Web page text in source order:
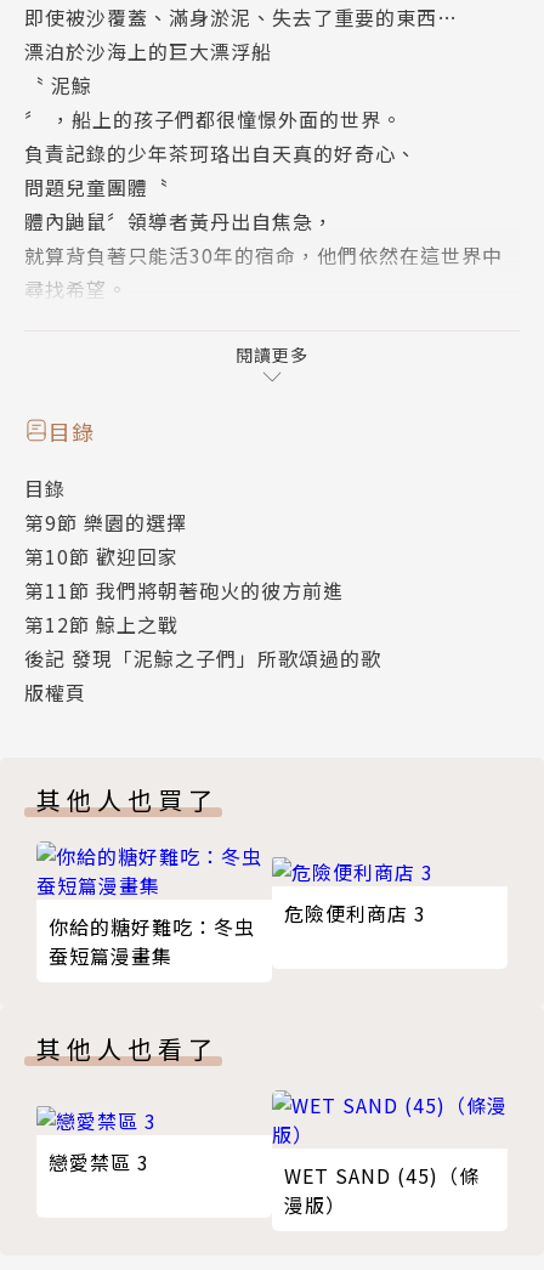
即使被沙覆蓋、滿身淤泥、失去了重要的東西…
漂泊於沙海上的巨大漂浮船
〝 泥鯨
〞 ，船上的孩子們都很憧憬外面的世界。
負責記錄的少年茶珂珞出自天真的好奇心、
問題兒童團體〝
體內鼬鼠〞領導者黃丹出自焦急，
就算背負著只能活30年的宿命，他們依然在這世界中
尋找希望。
「這座島，曾是我們最重要的全世界。」
閱讀更多
目錄
目錄
第9節 樂園的選擇
第10節 歡迎回家
第11節 我們將朝著砲火的彼方前進
第12節 鯨上之戰
後記 發現「泥鯨之子們」所歌頌過的歌
版權頁
其他人也買了
你給的糖好難吃：冬虫
蚕短篇漫畫集
危險便利商店 3
其他人也看了
戀愛禁區 3
WET SAND (45)（條
漫版）